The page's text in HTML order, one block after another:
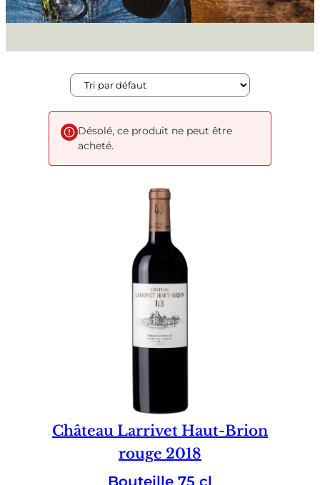
Désolé, ce produit ne peut être
acheté.
Château Larrivet Haut-Brion
rouge 2018